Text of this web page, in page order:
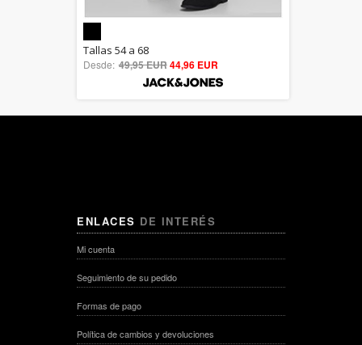
out of 5
Tallas 54 a 68
Desde: 49,95 EUR44,96 EUR
ENLACES DE INTERÉS
Mi cuenta
Seguimiento de su pedido
Formas de pago
Política de cambios y devoluciones